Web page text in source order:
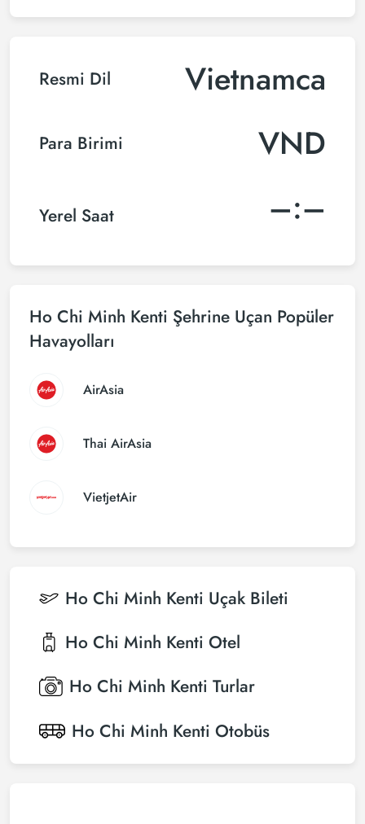
Resmi Dil Vietnamca
Para Birimi VND
Yerel Saat –:–
Ho Chi Minh Kenti Şehrine Uçan Popüler
Havayolları
AirAsia
Thai AirAsia
VietjetAir
Ho Chi Minh Kenti Uçak Bileti
Ho Chi Minh Kenti Otel
Ho Chi Minh Kenti Turlar
Ho Chi Minh Kenti Otobüs